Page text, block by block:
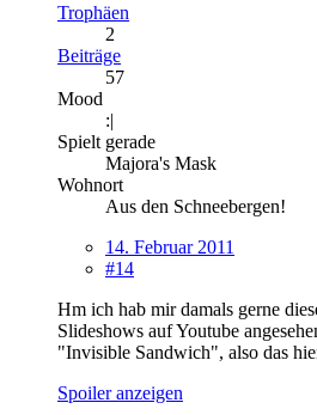
Trophäen
2
Beiträge
57
Mood
:|
Spielt gerade
Majora's Mask
Wohnort
Aus den Schneebergen!
14. Februar 2011
#14
Hm ich hab mir damals gerne
Slideshows auf Youtube
"Invisible Sandwich", also das
Spoiler anzeigen